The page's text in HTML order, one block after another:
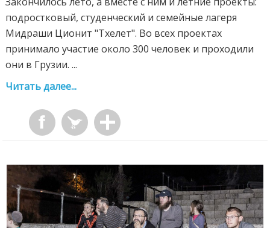
подростковый, студенческий и семейные лагеря
Мидраши Ционит "Тхелет". Во всех проектах
принимало участие около 300 человек и проходили
они в Грузии. ...
Читать далее...